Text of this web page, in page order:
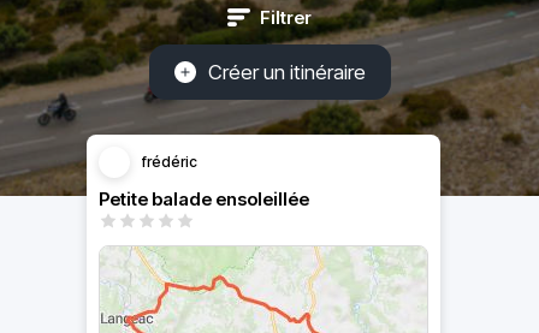
Filtrer
Créer un itinéraire
frédéric
Petite balade ensoleillée